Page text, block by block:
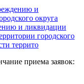
и
округа
и ликвидации
городского
террито
приема заявок: